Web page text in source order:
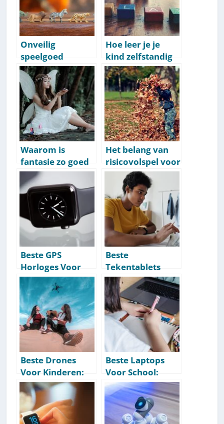
Onveilig
speelgoed
herkennen: 10
punten om op te
letten
Hoe leer je je
kind zelfstandig
spelen? 8
bewezen tips
Waarom is
fantasie zo goed
voor de
ontwikkeling van
kinderen? En hoe
stimuleer je het?
Het belang van
risicovolspel voor
kinderen [Tips &
Voordelen]
Beste GPS
Horloges Voor
Kinderen: Onze
Aanbevelingen
[Getest] [2026]
Beste
Tekentablets
Voor Kinderen:
Onze
Aanbevelingen
[Getest] [2026]
Beste Drones
Voor Kinderen:
Onze
Aanbevelingen
[Getest] [2026]
Beste Laptops
Voor School:
Onze
Aanbevelingen
[Getest] [2026]